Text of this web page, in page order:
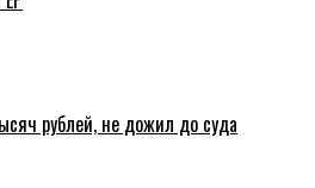
рублей, не дожил до суда